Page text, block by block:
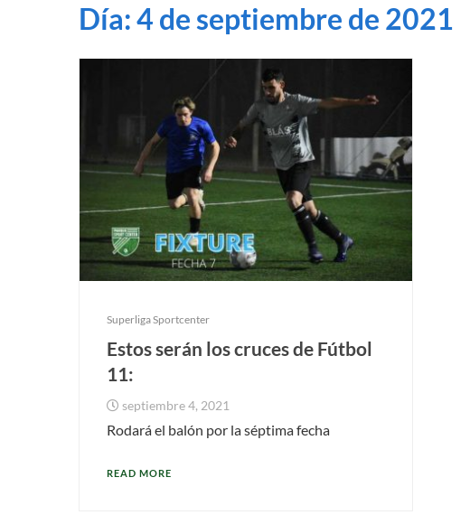
Día:4 de septiembre de 2021
Superliga Sportcenter
Estos serán los cruces de Fútbol
11:
septiembre 4, 2021
Rodará el balón por la séptima fecha
READ MORE